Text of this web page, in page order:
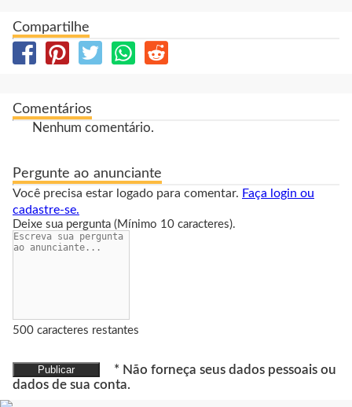
Compartilhe
Comentários
Nenhum comentário.
Pergunte ao anunciante
Você precisa estar logado para comentar. Faça login ou
cadastre-se.
Deixe sua pergunta (Mínimo 10 caracteres).
500 caracteres restantes
Publicar
* Não forneça seus dados pessoais ou
dados de sua conta.